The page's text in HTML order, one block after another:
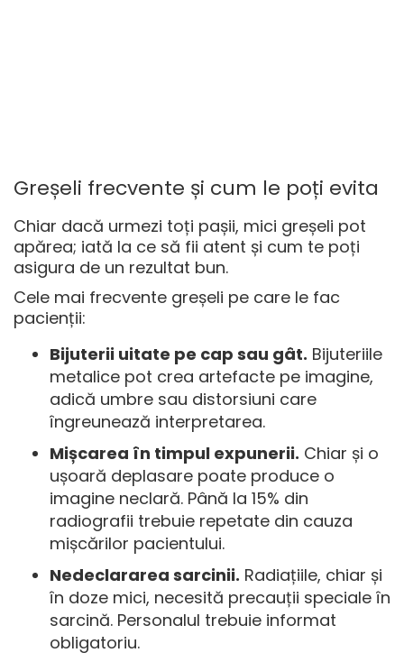
Greșeli frecvente și cum le poți evita
Chiar dacă urmezi toți pașii, mici greșeli pot
apărea; iată la ce să fii atent și cum te poți
asigura de un rezultat bun.
Cele mai frecvente greșeli pe care le fac
pacienții:
Bijuterii uitate pe cap sau gât. Bijuteriile
metalice pot crea artefacte pe imagine,
adică umbre sau distorsiuni care
îngreunează interpretarea.
Mișcarea în timpul expunerii. Chiar și o
ușoară deplasare poate produce o
imagine neclară. Până la 15% din
radiografii trebuie repetate din cauza
mișcărilor pacientului.
Nedeclararea sarcinii. Radiațiile, chiar și
în doze mici, necesită precauții speciale în
sarcină. Personalul trebuie informat
obligatoriu.